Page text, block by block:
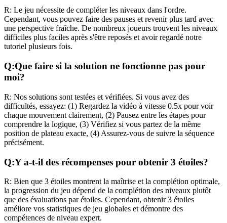
R: Le jeu nécessite de compléter les niveaux dans l'ordre.
Cependant, vous pouvez faire des pauses et revenir plus tard avec
une perspective fraîche. De nombreux joueurs trouvent les niveaux
difficiles plus faciles après s'être reposés et avoir regardé notre
tutoriel plusieurs fois.
Q:Que faire si la solution ne fonctionne pas pour
moi?
R: Nos solutions sont testées et vérifiées. Si vous avez des
difficultés, essayez: (1) Regardez la vidéo à vitesse 0.5x pour voir
chaque mouvement clairement, (2) Pausez entre les étapes pour
comprendre la logique, (3) Vérifiez si vous partez de la même
position de plateau exacte, (4) Assurez-vous de suivre la séquence
précisément.
Q:Y a-t-il des récompenses pour obtenir 3 étoiles?
R: Bien que 3 étoiles montrent la maîtrise et la complétion optimale,
la progression du jeu dépend de la complétion des niveaux plutôt
que des évaluations par étoiles. Cependant, obtenir 3 étoiles
améliore vos statistiques de jeu globales et démontre des
compétences de niveau expert.